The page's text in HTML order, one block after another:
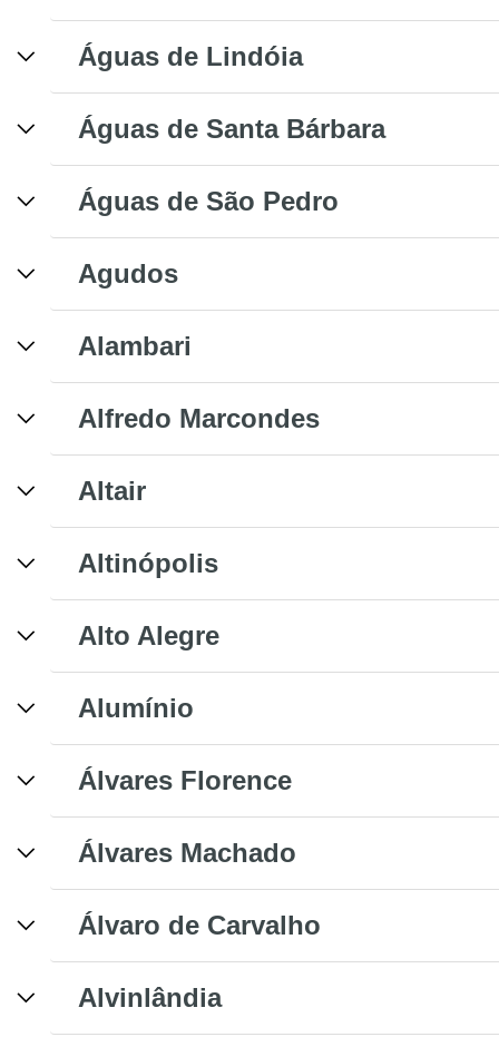
Águas de Lindóia
Águas de Santa Bárbara
Águas de São Pedro
Agudos
Alambari
Alfredo Marcondes
Altair
Altinópolis
Alto Alegre
Alumínio
Álvares Florence
Álvares Machado
Álvaro de Carvalho
Alvinlândia